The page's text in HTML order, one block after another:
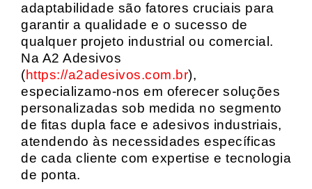
adaptabilidade são fatores cruciais para
garantir a qualidade e o sucesso de
qualquer projeto industrial ou comercial.
Na A2 Adesivos
(https://a2adesivos.com.br),
especializamo-nos em oferecer soluções
personalizadas sob medida no segmento
de fitas dupla face e adesivos industriais,
atendendo às necessidades específicas
de cada cliente com expertise e tecnologia
de ponta.